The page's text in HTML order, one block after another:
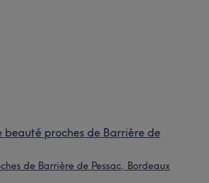
beauté proches de Barrière de
de Barrière de Pessac, Bordeaux